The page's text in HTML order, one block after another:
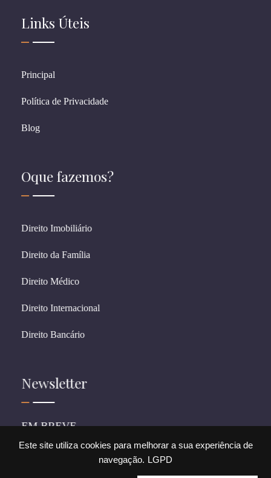
Este site utiliza cookies para melhorar a sua experiência de
navegação. LGPD
Links Úteis
Principal
Política de Privacidade
Blog
Oque fazemos?
Direito Imobiliário
Direito da Família
Direito Médico
Direito Internacional
Direito Bancário
Newsletter
EM BREVE